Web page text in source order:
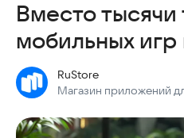
Вместо тысячи
мобильных игр
RuStore
Магазин приложений